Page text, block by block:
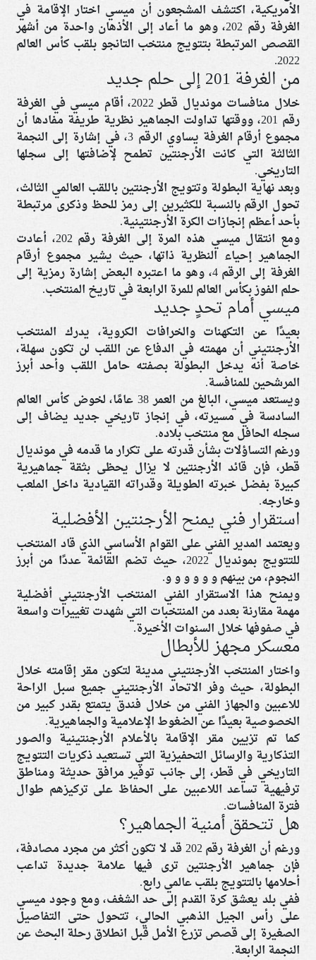
الأمريكية، اكتشف المشجعون أن ميسي اختار الإقامة في
الغرفة رقم 202، وهو ما أعاد إلى الأذهان واحدة من أشهر
القصص المرتبطة بتتويج منتخب التانجو بلقب كأس العالم
2022.
من الغرفة 201 إلى حلم جديد
خلال منافسات مونديال قطر 2022، أقام ميسي في الغرفة
رقم 201، ووقتها تداولت الجماهير نظرية طريفة مفادها أن
مجموع أرقام الغرفة يساوي الرقم 3، في إشارة إلى النجمة
الثالثة التي كانت الأرجنتين تطمح لإضافتها إلى سجلها
التاريخي.
وبعد نهاية البطولة وتتويج الأرجنتين باللقب العالمي الثالث،
تحول الرقم بالنسبة للكثيرين إلى رمز للحظ وذكرى مرتبطة
بأحد أعظم إنجازات الكرة الأرجنتينية.
ومع انتقال ميسي هذه المرة إلى الغرفة رقم 202، أعادت
الجماهير إحياء النظرية ذاتها، حيث يشير مجموع أرقام
الغرفة إلى الرقم 4، وهو ما اعتبره البعض إشارة رمزية إلى
حلم الفوز بكأس العالم للمرة الرابعة في تاريخ المنتخب.
ميسي أمام تحدٍ جديد
بعيدًا عن التكهنات والخرافات الكروية، يدرك المنتخب
الأرجنتيني أن مهمته في الدفاع عن اللقب لن تكون سهلة،
خاصة أنه يدخل البطولة بصفته حامل اللقب وأحد أبرز
المرشحين للمنافسة.
ويستعد ميسي، البالغ من العمر 38 عامًا، لخوض كأس العالم
السادسة في مسيرته، في إنجاز تاريخي جديد يضاف إلى
سجله الحافل مع منتخب بلاده.
ورغم التساؤلات بشأن قدرته على تكرار ما قدمه في مونديال
قطر، فإن قائد الأرجنتين لا يزال يحظى بثقة جماهيرية
كبيرة بفضل خبرته الطويلة وقدراته القيادية داخل الملعب
وخارجه.
استقرار فني يمنح الأرجنتين الأفضلية
ويعتمد المدير الفني على القوام الأساسي الذي قاد المنتخب
للتتويج بمونديال 2022، حيث تضم القائمة عددًا من أبرز
النجوم، من بينهم و و و و و و.
ويمنح هذا الاستقرار الفني المنتخب الأرجنتيني أفضلية
مهمة مقارنة بعدد من المنتخبات التي شهدت تغييرات واسعة
في صفوفها خلال السنوات الأخيرة.
معسكر مجهز للأبطال
واختار المنتخب الأرجنتيني مدينة لتكون مقر إقامته خلال
البطولة، حيث وفر الاتحاد الأرجنتيني جميع سبل الراحة
للاعبين والجهاز الفني من خلال فندق يتمتع بقدر كبير من
الخصوصية بعيدًا عن الضغوط الإعلامية والجماهيرية.
كما تم تزيين مقر الإقامة بالأعلام الأرجنتينية والصور
التذكارية والرسائل التحفيزية التي تستعيد ذكريات التتويج
التاريخي في قطر، إلى جانب توفير مرافق حديثة ومناطق
ترفيهية تساعد اللاعبين على الحفاظ على تركيزهم طوال
فترة المنافسات.
هل تتحقق أمنية الجماهير؟
ورغم أن الغرفة رقم 202 قد لا تكون أكثر من مجرد مصادفة،
فإن جماهير الأرجنتين ترى فيها علامة جديدة تداعب
أحلامها بالتتويج بلقب عالمي رابع.
ففي بلد يعشق كرة القدم إلى حد الشغف، ومع وجود ميسي
على رأس الجيل الذهبي الحالي، تتحول حتى التفاصيل
الصغيرة إلى قصص تزرع الأمل قبل انطلاق رحلة البحث عن
النجمة الرابعة.